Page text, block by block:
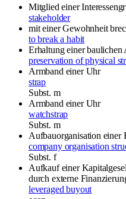
Mitglied einer
stakeholder
mit einer Gewohnheit
to break a habit
Erhaltung einer baulichen
preservation of physical
Armband einer Uhr
strap
Subst. m
Armband einer Uhr
watchstrap
Subst. m
Aufbauorganisation einer
company organisation
Subst. f
Aufkauf einer
durch externe
leveraged buyout